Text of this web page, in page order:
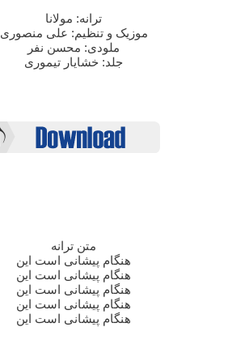
ترانه: مولانا
موزیک و تنظیم: علی منصوری
ملودی: محسن نفر
جلد: خشایار تیموری
متن ترانه
هنگام پیشانی است این
هنگام پیشانی است این
هنگام پیشانی است این
هنگام پیشانی است این
هنگام پیشانی است این